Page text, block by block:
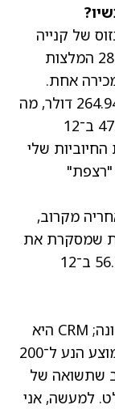
של קנייה
מתונה (Moderate קניה), המבוסס על 28 המלצות
אחת.
, מה
שמרמז על אפסייד פוטנציאלי של 47.76% ב־12
שלי
"רצפת"
מקרוב,
שמסקרת את
מניית CRM. היא צופה אפסייד של 56.71% ב־12
אני מאוד סלקטיבי לגבי המניות שאני קונה; CRM היא
אחת מהן. עם מחיר שנמצא מתחת לממוצע הנע ל־200
שתשואה של
למעשה, אני